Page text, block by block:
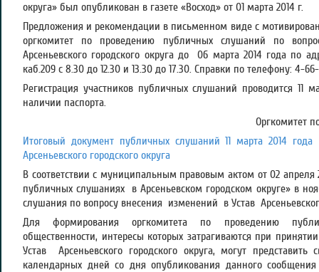
округа» был опубликован в газете «Восход» от 01 марта 2014 г.
Предложения и рекомендации в письменном виде с
оргкомитет по проведению публичных слушаний по
Арсеньевского городского округа до 06 марта 2014 года по
каб.209 с 8.30 до 12.30 и 13.30 до 17.30. Справки по телефону: 4-
Регистрация участников публичных слушаний проводится 11
наличии паспорта.
Оргкомитет по
Итоговый документ публичных слушаний 11 марта 2014
Арсеньевского городского округа
В соответствии с муниципальным правовым актом от 02
публичных слушаниях в Арсеньевском городском округе» в
слушания по вопросу внесения изменений в Устав
Для формирования оргкомитета по проведению
общественности, интересы которых затрагиваются при
Устав Арсеньевского городского округа, могут
календарных дней со дня опубликования данного сообщения